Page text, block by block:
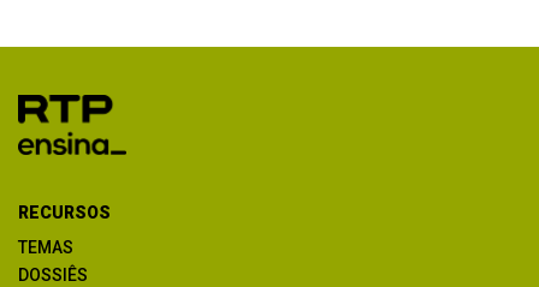
RECURSOS
TEMAS
DOSSIÊS